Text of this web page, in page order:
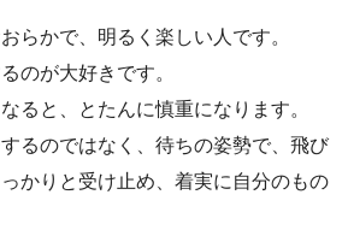
らかで、明るく楽しい人です。
のが大好きです。
ると、とたんに慎重になります。
るのではなく、待ちの姿勢で、飛び
かりと受け止め、着実に自分のもの